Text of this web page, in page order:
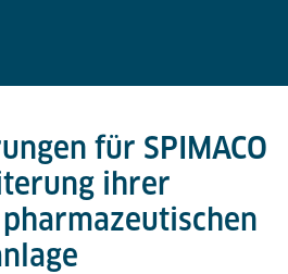
für SPIMACO
ihrer